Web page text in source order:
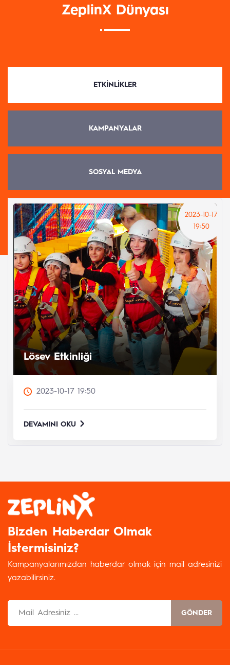
ZeplinX Dünyası
ETKINLIKLER
KAMPANYALAR
SOSYAL MEDYA
2023-10-17
19:50
Lösev Etkinliği
2023-10-17 19:50
DEVAMINI OKU
Bizden Haberdar Olmak
İstermisiniz?
Kampanyalarımızdan haberdar olmak için mail adresinizi
yazabilirsiniz.
GÖNDER